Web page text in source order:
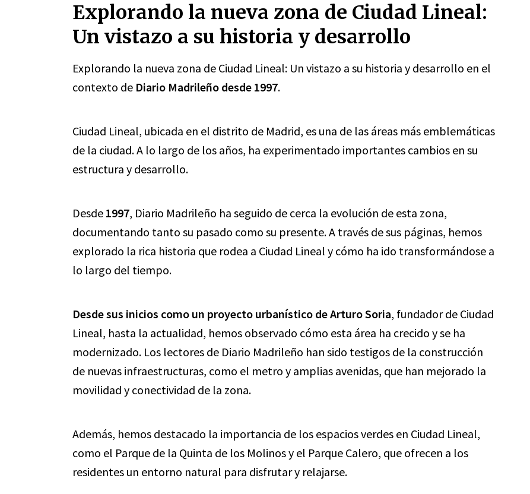
Explorando la nueva zona de Ciudad Lineal:
Un vistazo a su historia y desarrollo
Explorando la nueva zona de Ciudad Lineal: Un vistazo a su historia y desarrollo en el
contexto de Diario Madrileño desde 1997.
Ciudad Lineal, ubicada en el distrito de Madrid, es una de las áreas más emblemáticas
de la ciudad. A lo largo de los años, ha experimentado importantes cambios en su
estructura y desarrollo.
Desde 1997, Diario Madrileño ha seguido de cerca la evolución de esta zona,
documentando tanto su pasado como su presente. A través de sus páginas, hemos
explorado la rica historia que rodea a Ciudad Lineal y cómo ha ido transformándose a
lo largo del tiempo.
Desde sus inicios como un proyecto urbanístico de Arturo Soria, fundador de Ciudad
Lineal, hasta la actualidad, hemos observado cómo esta área ha crecido y se ha
modernizado. Los lectores de Diario Madrileño han sido testigos de la construcción
de nuevas infraestructuras, como el metro y amplias avenidas, que han mejorado la
movilidad y conectividad de la zona.
Además, hemos destacado la importancia de los espacios verdes en Ciudad Lineal,
como el Parque de la Quinta de los Molinos y el Parque Calero, que ofrecen a los
residentes un entorno natural para disfrutar y relajarse.